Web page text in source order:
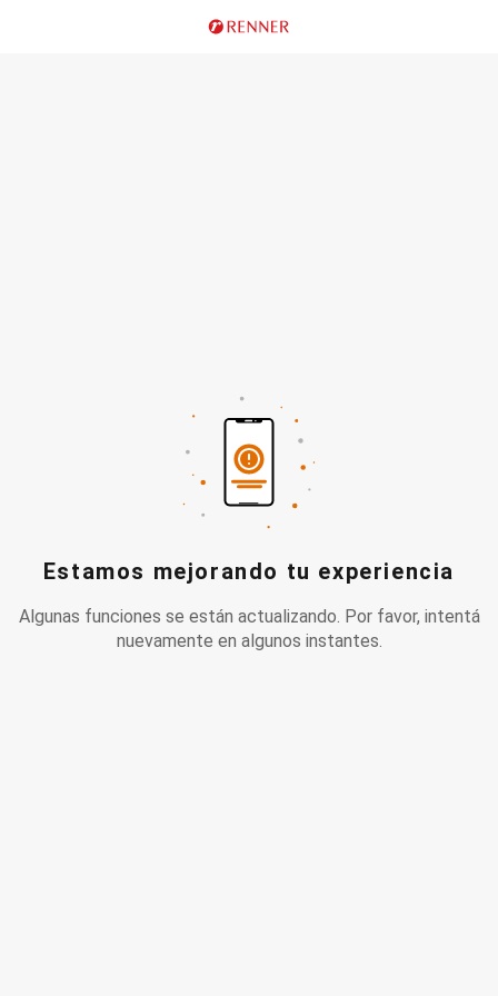
Estamos mejorando tu experiencia
Algunas funciones se están actualizando. Por favor, intentá
nuevamente en algunos instantes.